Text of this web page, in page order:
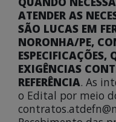
ATENDER AS
SÃO LUCAS EM
NORONHA/PE,
ESPECIFICAÇÕES,
EXIGÊNCIAS
REFERÊNCIA. As
o Edital por meio